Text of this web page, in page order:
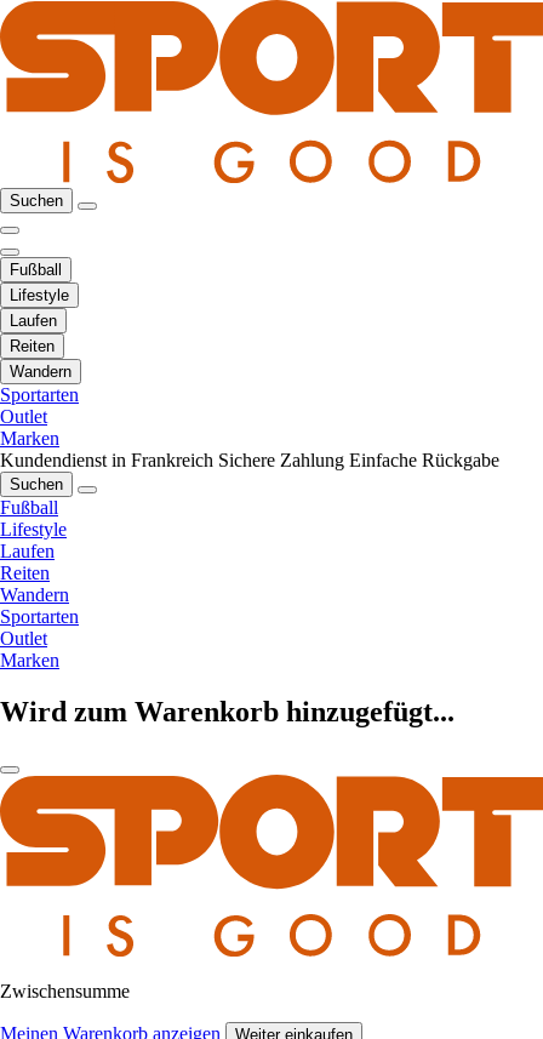
Suchen
Fußball
Lifestyle
Laufen
Reiten
Wandern
Sportarten
Outlet
Marken
Kundendienst in Frankreich Sichere Zahlung Einfache Rückgabe
Suchen
Fußball
Lifestyle
Laufen
Reiten
Wandern
Sportarten
Outlet
Marken
Wird zum Warenkorb hinzugefügt...
Zwischensumme
Meinen Warenkorb anzeigen Weiter einkaufen